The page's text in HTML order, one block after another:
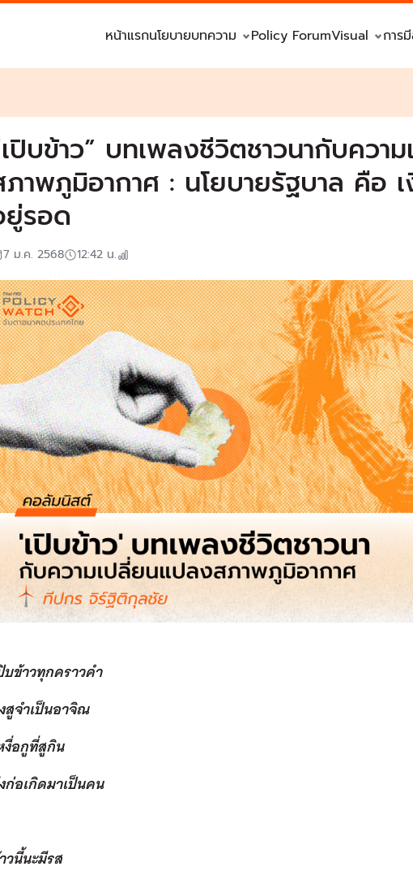
หน้าแรกนโยบายบทความ Policy ForumVisual การ
ปิบข้าว” บทเพลงชีวิตชาวนากับควา
าพภูมิอากาศ : นโยบายรัฐบาล คือ
รอด
7 ม.ค. 2568 12:42 น.
บข้าวทุกคราวคำ
สูจำเป็นอาจิณ
งื่อกูที่สูกิน
ก่อเกิดมาเป็นคน
วนี้นะมีรส